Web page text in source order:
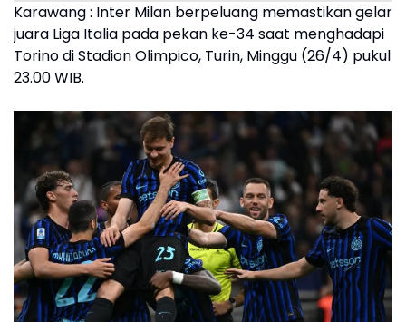
Karawang : Inter Milan berpeluang memastikan gelar
juara Liga Italia pada pekan ke-34 saat menghadapi
Torino di Stadion Olimpico, Turin, Minggu (26/4) pukul
23.00 WIB.